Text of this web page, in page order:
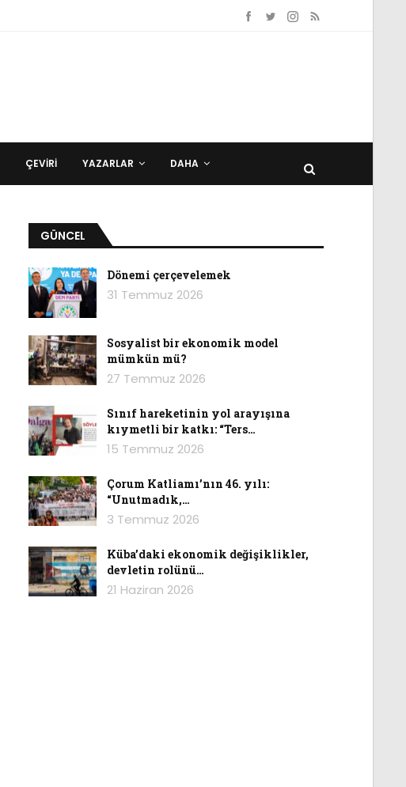
ÇEVIRI YAZARLAR DAHA
GÜNCEL
Dönemi çerçevelemek
31 Temmuz 2026
Sosyalist bir ekonomik model
mümkün mü?
27 Temmuz 2026
Sınıf hareketinin yol arayışına
kıymetli bir katkı: “Ters…
15 Temmuz 2026
Çorum Katliamı’nın 46. yılı:
“Unutmadık,…
3 Temmuz 2026
Küba’daki ekonomik değişiklikler,
devletin rolünü…
21 Haziran 2026